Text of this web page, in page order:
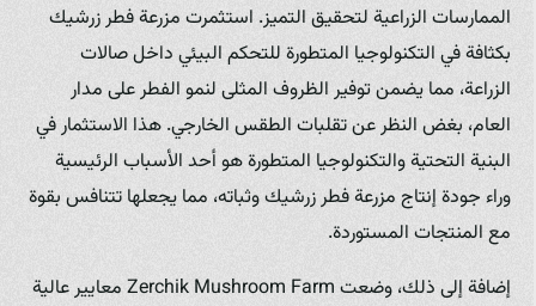
الممارسات الزراعية لتحقيق التميز. استثمرت مزرعة فطر زرشيك
بكثافة في التكنولوجيا المتطورة للتحكم البيئي داخل صالات
الزراعة، مما يضمن توفير الظروف المثلى لنمو الفطر على مدار
العام، بغض النظر عن تقلبات الطقس الخارجي. هذا الاستثمار في
البنية التحتية والتكنولوجيا المتطورة هو أحد الأسباب الرئيسية
وراء جودة إنتاج مزرعة فطر زرشيك وثباته، مما يجعلها تتنافس بقوة
مع المنتجات المستوردة.
إضافة إلى ذلك، وضعت Zerchik Mushroom Farm معايير عالية